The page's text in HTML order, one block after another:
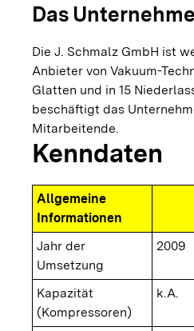
Das
Die J. Schmalz GmbH ist
Anbieter von Vakuum-
Glatten und in 15
beschäftigt das
Mitarbeitende.
Kenndaten
Allgemeine
Informationen
Jahr der
Umsetzung
2009
Kapazität
(Kompressoren)
k.A.